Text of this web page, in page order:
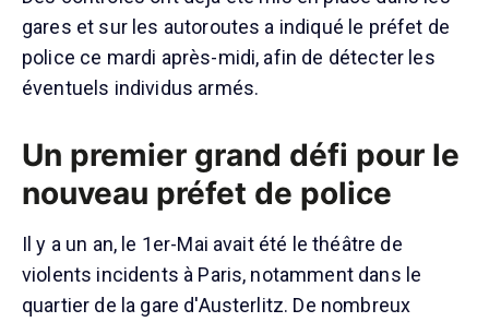
gares et sur les autoroutes a indiqué le préfet de
police ce mardi après-midi, afin de détecter les
éventuels individus armés.
Un premier grand défi pour le
nouveau préfet de police
Il y a un an, le 1er-Mai avait été le théâtre de
violents incidents à Paris, notamment dans le
quartier de la gare d'Austerlitz. De nombreux